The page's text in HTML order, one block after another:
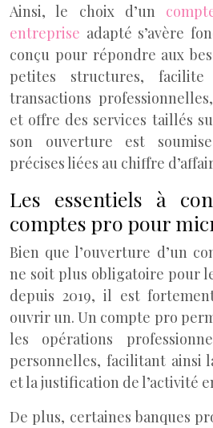
Ainsi, le choix d’un
entreprise adapté s’avère
conçu pour répondre aux
petites structures,
transactions
et offre des services taillés
son ouverture est
précises liées au chiffre
Les essentiels à
comptes pro pour
Bien que l’ouverture d’un
ne soit plus obligatoire pour
depuis 2019, il est
ouvrir un. Un compte pro
les opérations
personnelles, facilitant ainsi
et la justification de l’activité
De plus, certaines banques